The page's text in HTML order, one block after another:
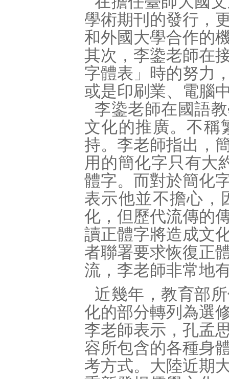
學術期刊的發行，
和外國大學合作的
其次，李鍌老師在
字體表」時的努力
或是印刷業、電腦
李鍌老師在國語
文化的推廣。不稱
持。李老師指出，
用的簡化字只有大
體字。而對於簡化
表示他並不擔心，
化，但歷代流傳的
讀正體字將造成文
者聯署要求恢復正
流，李老師非常地
近幾年，教育部
化的部分轉列為選
李老師表示，孔孟
容所包含的各種身
考方式。大陸近期